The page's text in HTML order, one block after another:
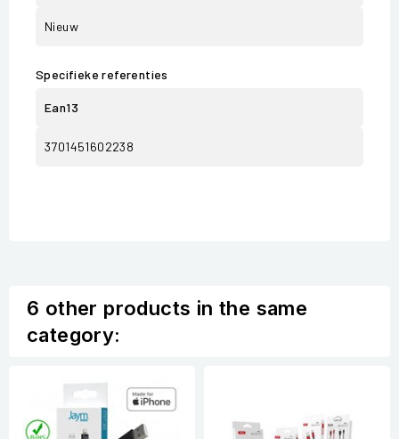
Nieuw
Specifieke referenties
Ean13
3701451602238
6 other products in the same
category: